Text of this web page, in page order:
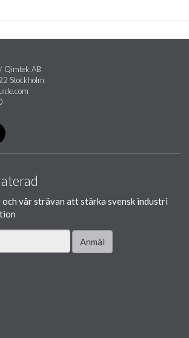
Qimtek AB
Stockholm
vår strävan att stärka svensk industri
Anmäl